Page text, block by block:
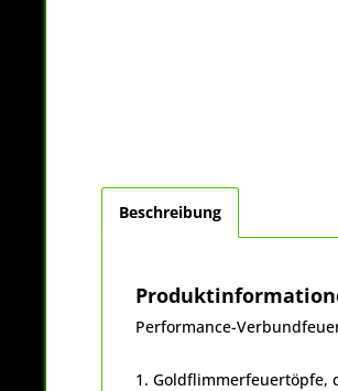
Beschreibung
Performance-
1. Goldflimmerfeuertöpfe,